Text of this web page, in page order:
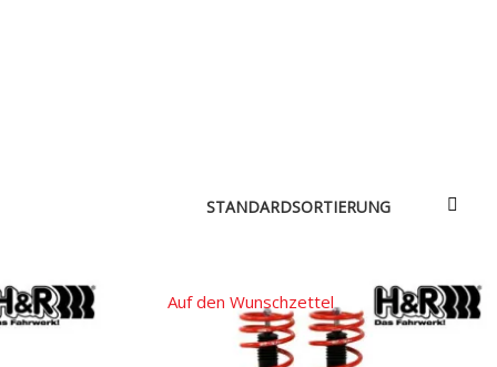
Auf den Wunschzettel